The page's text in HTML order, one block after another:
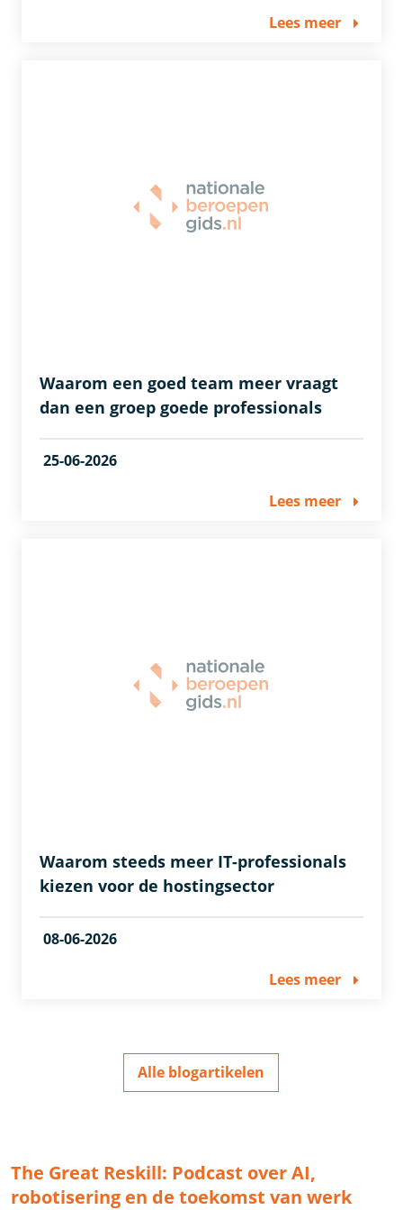
Lees meer
Waarom een goed team meer vraagt
dan een groep goede professionals
25-06-2026
Lees meer
Waarom steeds meer IT-professionals
kiezen voor de hostingsector
08-06-2026
Lees meer
Alle blogartikelen
The Great Reskill: Podcast over AI,
robotisering en de toekomst van werk